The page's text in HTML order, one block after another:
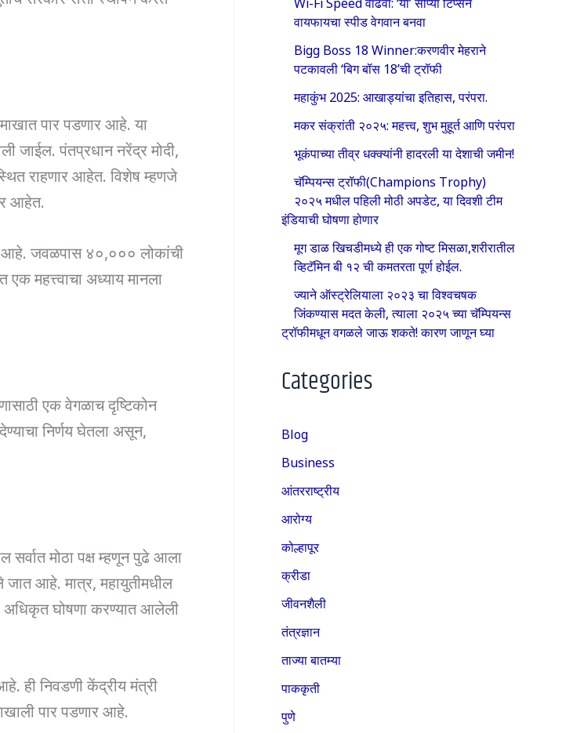
पार पडणार आहे. या
जाईल. पंतप्रधान नरेंद्र मोदी,
राहणार आहेत. विशेष म्हणजे
आहेत.
आहे. जवळपास ४०,००० लोकांची
एक महत्त्वाचा अध्याय मानला
एक वेगळाच दृष्टिकोन
निर्णय घेतला असून,
सर्वात मोठा पक्ष म्हणून पुढे आला
जात आहे. मात्र, महायुतीमधील
अधिकृत घोषणा करण्यात आलेली
ही निवडणी केंद्रीय मंत्री
पार पडणार आहे.
वायफायचा स्पीड वेगवान बनवा
Bigg Boss 18 Winner:करणवीर मेहराने
पटकावली ‘बिग बॉस 18’ची ट्रॉफी
महाकुंभ 2025: आखाड्यांचा इतिहास, परंपरा.
मकर संक्रांती २०२५: महत्त्व, शुभ मुहूर्त आणि परंपरा
भूकंपाच्या तीव्र धक्क्यांनी हादरली या देशाची जमीन!
चॅम्पियन्स ट्रॉफी(Champions Trophy)
२०२५ मधील पहिली मोठी अपडेट, या दिवशी टीम
इंडियाची घोषणा होणार
मूग डाळ खिचडीमध्ये ही एक गोष्ट मिसळा,शरीरातील
व्हिटॅमिन बी १२ ची कमतरता पूर्ण होईल.
ज्याने ऑस्ट्रेलियाला २०२३ चा विश्वचषक
जिंकण्यास मदत केली, त्याला २०२५ च्या चॅम्पियन्स
ट्रॉफीमधून वगळले जाऊ शकते! कारण जाणून घ्या
Categories
Blog
Business
आंतरराष्ट्रीय
आरोग्य
कोल्हापूर
क्रीडा
जीवनशैली
तंत्रज्ञान
ताज्या बातम्या
पाककृती
पुणे